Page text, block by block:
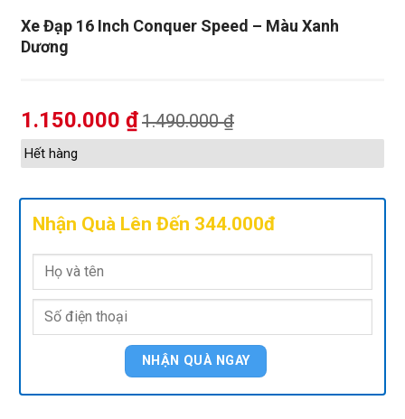
Xe Đạp 16 Inch Conquer Speed – Màu Xanh
Dương
1.150.000 ₫1.490.000₫
Hết hàng
Nhận Quà Lên Đến 344.000đ